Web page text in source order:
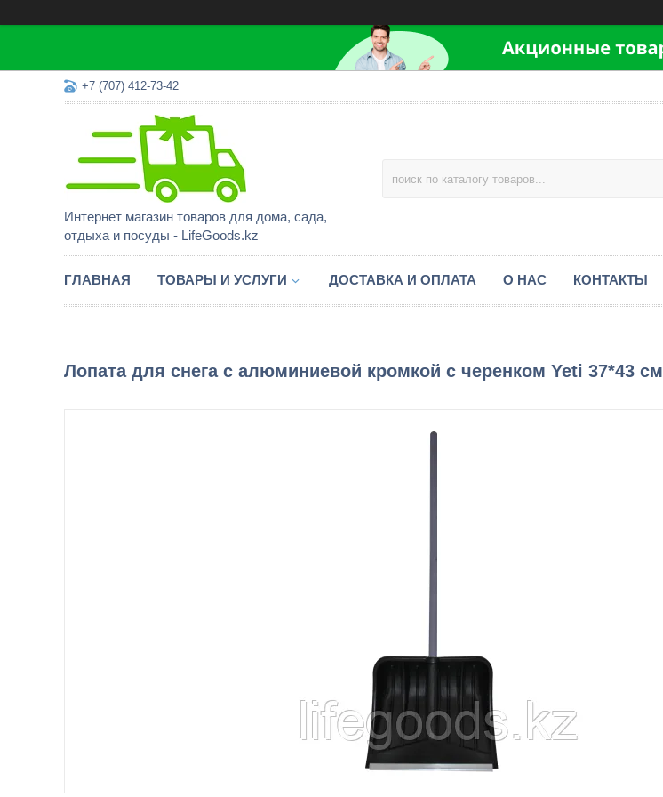
+7 (707) 412-73-42
Интернет магазин товаров для дома, сада,
отдыха и посуды - LifeGoods.kz
ГЛАВНАЯ ТОВАРЫ И УСЛУГИ ДОСТАВКА И ОПЛАТА О НАС КОНТАКТЫ
Лопата для снега с алюминиевой кромкой с черенком Yeti 37*43 см